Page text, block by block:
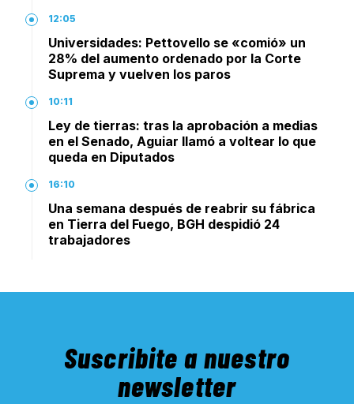
12:05
Universidades: Pettovello se «comió» un
28% del aumento ordenado por la Corte
Suprema y vuelven los paros
10:11
Ley de tierras: tras la aprobación a medias
en el Senado, Aguiar llamó a voltear lo que
queda en Diputados
16:10
Una semana después de reabrir su fábrica
en Tierra del Fuego, BGH despidió 24
trabajadores
Suscribite a nuestro
newsletter